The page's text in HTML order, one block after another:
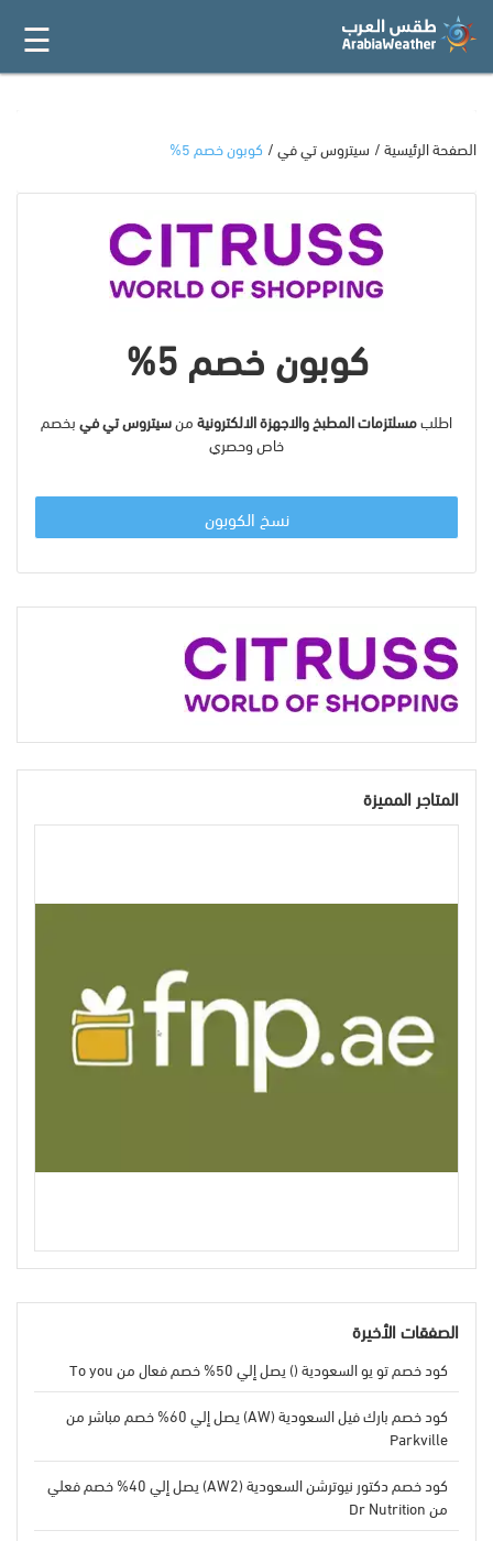
القائمة
أفضل 20
☰
الصفحة الرئيسية سيتروس تي في كوبون خصم 5%
كوبون خصم 5%
اطلبمسلتزمات المطبخ والاجهزة الالكترونيةمنسيتروس تي فيبخصم
خاص وحصري
نسخ الكوبون
المتاجر المميزة
الصفقات الأخيرة
كود خصم تو يو السعودية () يصل إلي 50% خصم فعال من To you
كود خصم بارك فيل السعودية (AW) يصل إلي 60% خصم مباشر من
Parkville
كود خصم دكتور نيوترشن السعودية (AW2) يصل إلي 40% خصم فعلي
من Dr Nutrition